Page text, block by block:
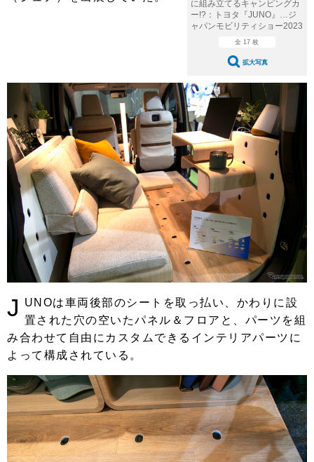
クト
プロショップ検索
コラム
インタビュー
イベント告知 イベントレポート
に組み立てるキャンピングカ
ー!?：トヨタ『JUNO』…ジ
ャパンモビリティショー2023
全 17 枚
拡大写真
J
UNOは車両後部のシートを取っ払い、かわりに設
置された穴の空いたパネル＆フロアと、パーツを組
み合わせて自由にカスタムできるインテリアパーツに
よって構成されている。